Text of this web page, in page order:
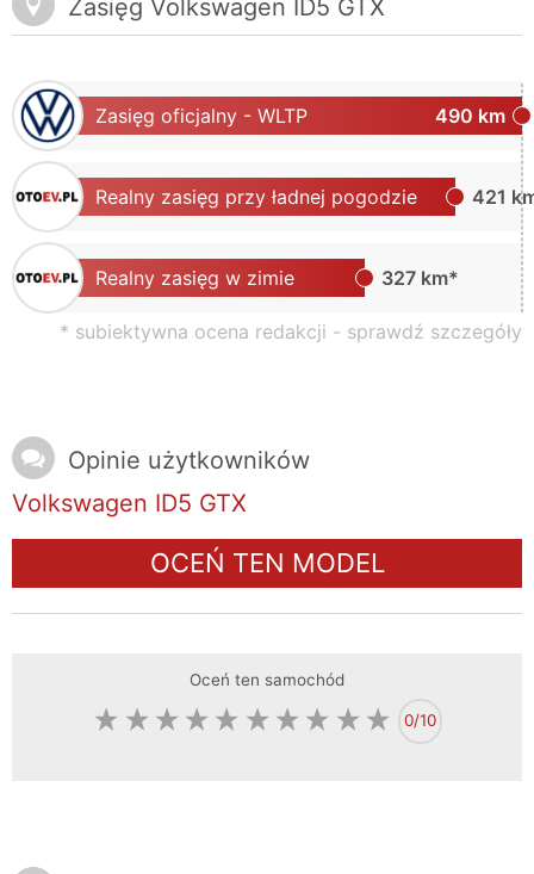
Zasięg Volkswagen ID5 GTX
Zasięg oficjalny - WLTP 490 km
Realny zasięg przy ładnej pogodzie 421
Realny zasięg w zimie 327 km*
* subiektywna ocena redakcji - sprawdź szczegóły
Opinie użytkowników
Volkswagen ID5 GTX
OCEŃ TEN MODEL
Oceń ten samochód
0/10